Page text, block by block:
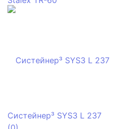
Систейнер³ SYS3 L 237